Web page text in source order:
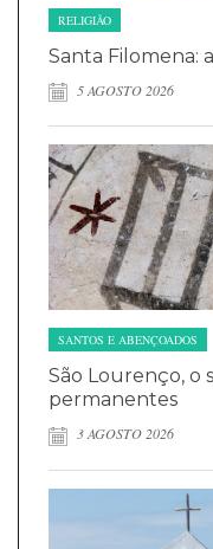
RELIGIÃO
Santa Filomena:
5 AGOSTO 2026
SANTOS E ABENÇOADOS
São Lourenço, o
permanentes
3 AGOSTO 2026